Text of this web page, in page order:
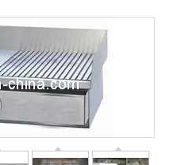
de buffet
de acero inoxidable
de comida